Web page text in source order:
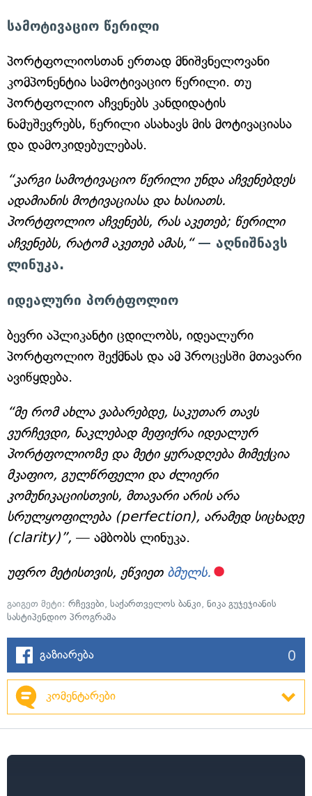
სამოტივაციო წერილი
პორტფოლიოსთან ერთად მნიშვნელოვანი
კომპონენტია სამოტივაციო წერილი. თუ
პორტფოლიო აჩვენებს კანდიდატის
ნამუშევრებს, წერილი ასახავს მის მოტივაციასა
და დამოკიდებულებას.
“კარგი სამოტივაციო წერილი უნდა აჩვენებდეს
ადამიანის მოტივაციასა და ხასიათს.
პორტფოლიო აჩვენებს, რას აკეთებ; წერილი
აჩვენებს, რატომ აკეთებ ამას,“ — აღნიშნავს
ლინუკა.
იდეალური პორტფოლიო
ბევრი აპლიკანტი ცდილობს, იდეალური
პორტფოლიო შექმნას და ამ პროცესში მთავარი
ავიწყდება.
“მე რომ ახლა ვაბარებდე, საკუთარ თავს
ვურჩევდი, ნაკლებად მეფიქრა იდეალურ
პორტფოლიოზე და მეტი ყურადღება მიმექცია
მკაფიო, გულწრფელი და ძლიერი
კომუნიკაციისთვის, მთავარი არის არა
სრულყოფილება (perfection), არამედ სიცხადე
(clarity)”, — ამბობს ლინუკა.
უფრო მეტისთვის, ეწვიეთ ბმულს.
გაიგეთ მეტი: რჩევები, საქართველოს ბანკი, ნიკა გუჯეჯიანის
სასტიპენდიო პროგრამა
გაზიარება 0
კომენტარები